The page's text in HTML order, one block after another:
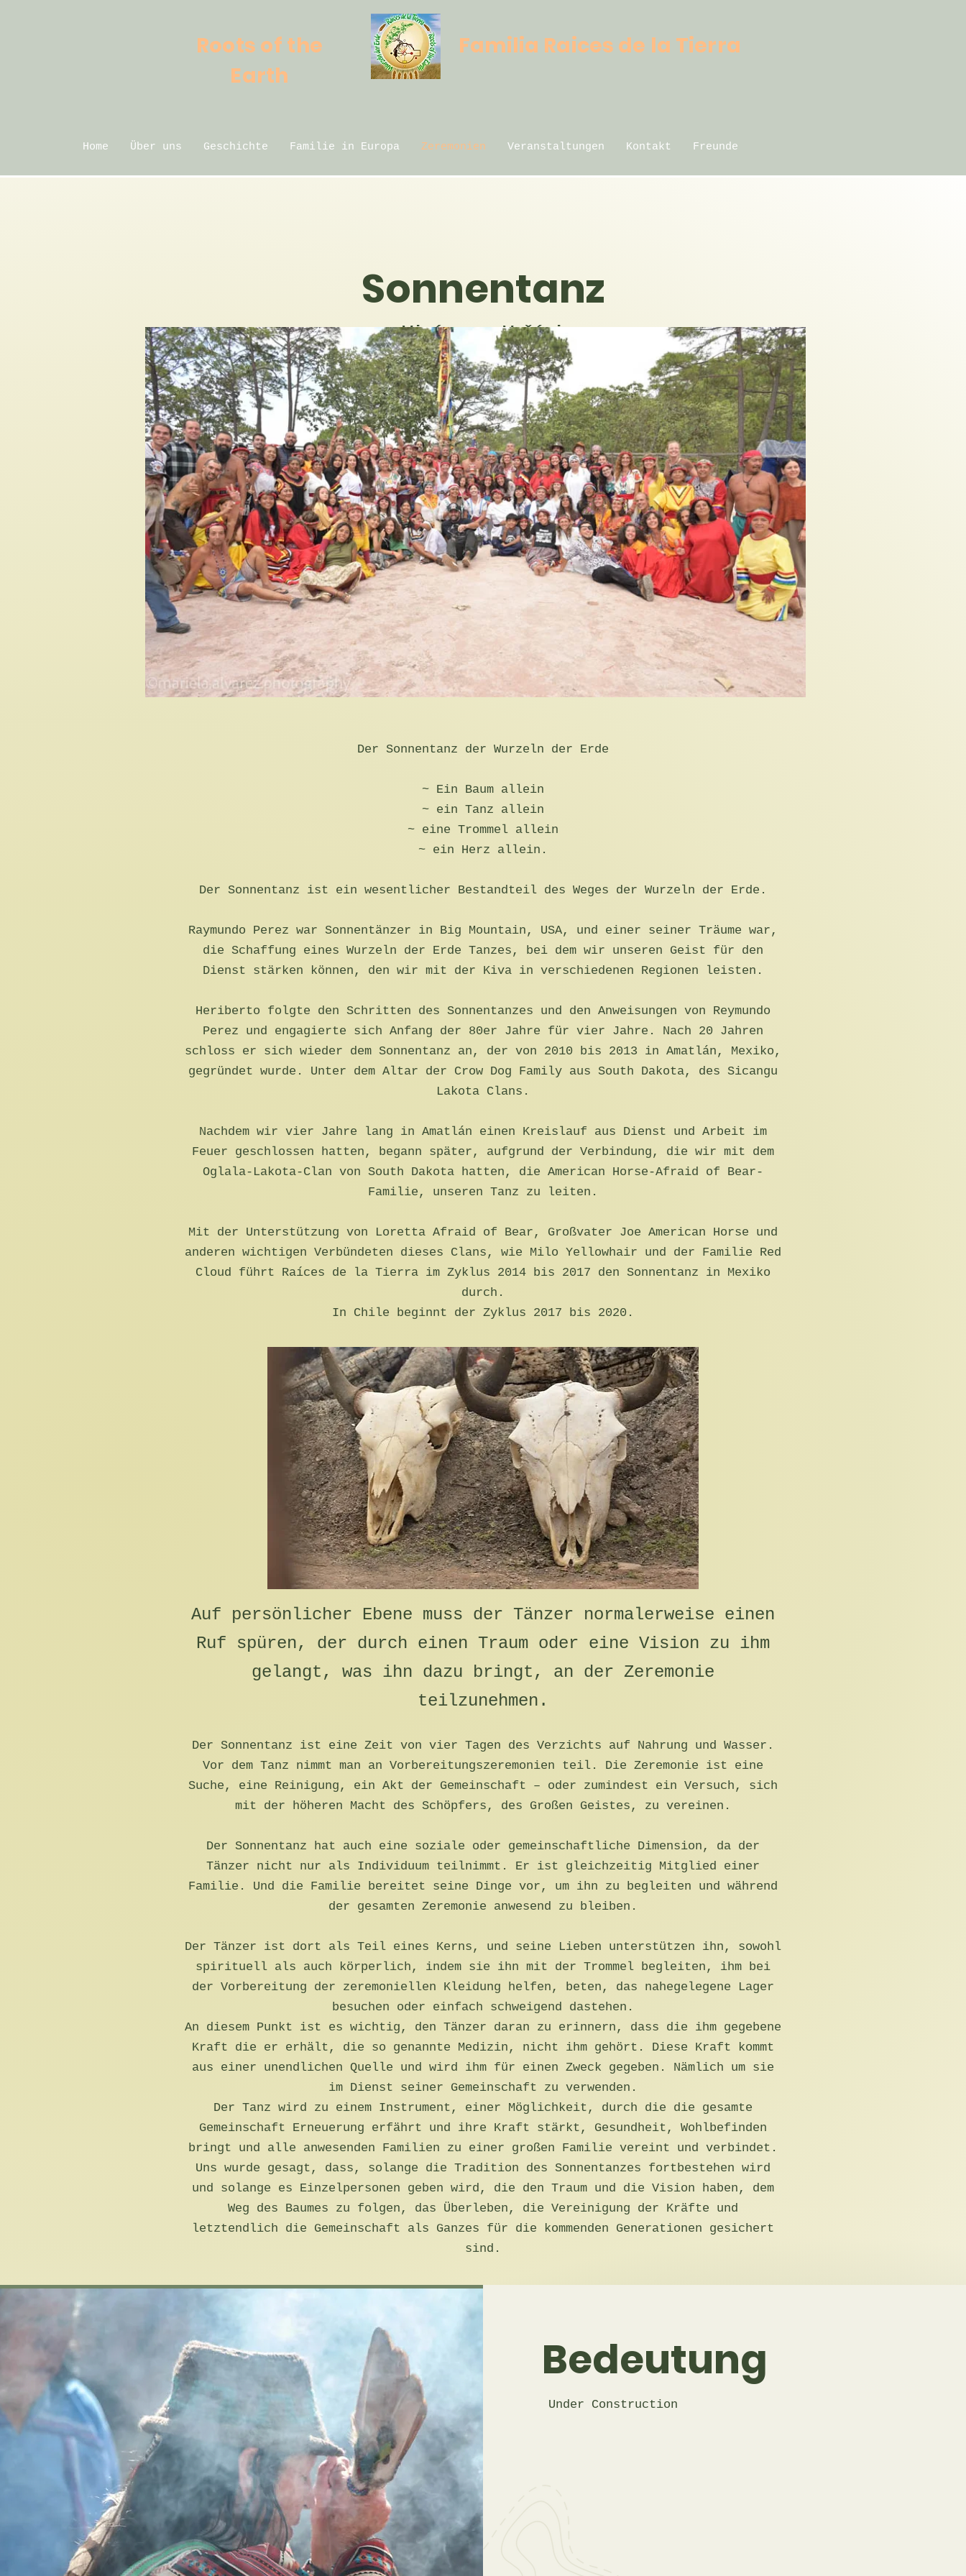
Roots of the
Earth
Familia Raices de la Tierra
Home Über uns Geschichte Familie in Europa Zeremonien Veranstaltungen Kontakt Freunde
Sonnentanz
Wiwáŋyaŋg Wačípi
Der Sonnentanz der Wurzeln der Erde
~ Ein Baum allein
~ ein Tanz allein
~ eine Trommel allein
~ ein Herz allein.
Der Sonnentanz ist ein wesentlicher Bestandteil des Weges der Wurzeln der Erde.
Raymundo Perez war Sonnentänzer in Big Mountain, USA, und einer seiner Träume war,
die Schaffung eines Wurzeln der Erde Tanzes, bei dem wir unseren Geist für den
Dienst stärken können, den wir mit der Kiva in verschiedenen Regionen leisten.
Heriberto folgte den Schritten des Sonnentanzes und den Anweisungen von Reymundo
Perez und engagierte sich Anfang der 80er Jahre für vier Jahre. Nach 20 Jahren
schloss er sich wieder dem Sonnentanz an, der von 2010 bis 2013 in Amatlán, Mexiko,
gegründet wurde. Unter dem Altar der Crow Dog Family aus South Dakota, des Sicangu
Lakota Clans.
Nachdem wir vier Jahre lang in Amatlán einen Kreislauf aus Dienst und Arbeit im
Feuer geschlossen hatten, begann später, aufgrund der Verbindung, die wir mit dem
Oglala-Lakota-Clan von South Dakota hatten, die American Horse-Afraid of Bear-
Familie, unseren Tanz zu leiten.
Mit der Unterstützung von Loretta Afraid of Bear, Großvater Joe American Horse und
anderen wichtigen Verbündeten dieses Clans, wie Milo Yellowhair und der Familie Red
Cloud führt Raíces de la Tierra im Zyklus 2014 bis 2017 den Sonnentanz in Mexiko
durch.
In Chile beginnt der Zyklus 2017 bis 2020.
Auf persönlicher Ebene muss der Tänzer normalerweise einen
Ruf spüren, der durch einen Traum oder eine Vision zu ihm
gelangt, was ihn dazu bringt, an der Zeremonie
teilzunehmen.
Der Sonnentanz ist eine Zeit von vier Tagen des Verzichts auf Nahrung und Wasser.
Vor dem Tanz nimmt man an Vorbereitungszeremonien teil. Die Zeremonie ist eine
Suche, eine Reinigung, ein Akt der Gemeinschaft – oder zumindest ein Versuch, sich
mit der höheren Macht des Schöpfers, des Großen Geistes, zu vereinen.
Der Sonnentanz hat auch eine soziale oder gemeinschaftliche Dimension, da der
Tänzer nicht nur als Individuum teilnimmt. Er ist gleichzeitig Mitglied einer
Familie. Und die Familie bereitet seine Dinge vor, um ihn zu begleiten und während
der gesamten Zeremonie anwesend zu bleiben.
Der Tänzer ist dort als Teil eines Kerns, und seine Lieben unterstützen ihn, sowohl
spirituell als auch körperlich, indem sie ihn mit der Trommel begleiten, ihm bei
der Vorbereitung der zeremoniellen Kleidung helfen, beten, das nahegelegene Lager
besuchen oder einfach schweigend dastehen.
An diesem Punkt ist es wichtig, den Tänzer daran zu erinnern, dass die ihm gegebene
Kraft die er erhält, die so genannte Medizin, nicht ihm gehört. Diese Kraft kommt
aus einer unendlichen Quelle und wird ihm für einen Zweck gegeben. Nämlich um sie
im Dienst seiner Gemeinschaft zu verwenden.
Der Tanz wird zu einem Instrument, einer Möglichkeit, durch die die gesamte
Gemeinschaft Erneuerung erfährt und ihre Kraft stärkt, Gesundheit, Wohlbefinden
bringt und alle anwesenden Familien zu einer großen Familie vereint und verbindet.
Uns wurde gesagt, dass, solange die Tradition des Sonnentanzes fortbestehen wird
und solange es Einzelpersonen geben wird, die den Traum und die Vision haben, dem
Weg des Baumes zu folgen, das Überleben, die Vereinigung der Kräfte und
letztendlich die Gemeinschaft als Ganzes für die kommenden Generationen gesichert
sind.
Bedeutung
Under Construction